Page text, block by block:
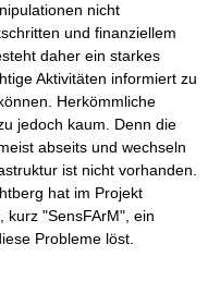
nicht
und finanziellem
daher ein starkes
Aktivitäten informiert zu
Herkömmliche
jedoch kaum. Denn die
abseits und wechseln
ist nicht vorhanden.
hat im Projekt
, kurz "SensFArM", ein
Probleme löst.